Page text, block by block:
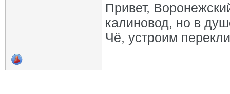
Привет,
калиновод, но в
Чё, устроим